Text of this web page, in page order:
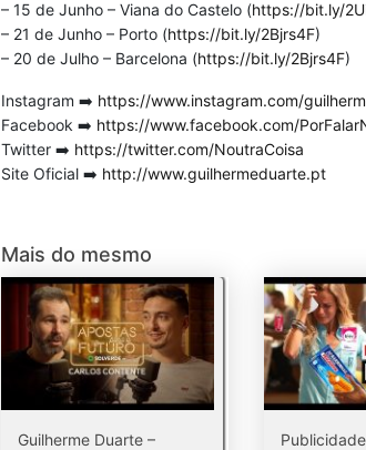
– 15 de Junho – Viana do Castelo (https://bit.ly/
– 21 de Junho – Porto (https://bit.ly/2Bjrs4F)
– 20 de Julho – Barcelona (https://bit.ly/2Bjrs4F)
Instagram ➡️ https://www.instagram.com/
Facebook ➡️ https://www.facebook.com/
Twitter ➡️ https://twitter.com/NoutraCoisa
Site Oficial ➡️ http://www.guilhermeduarte.pt
Mais do mesmo
Guilherme Duarte –